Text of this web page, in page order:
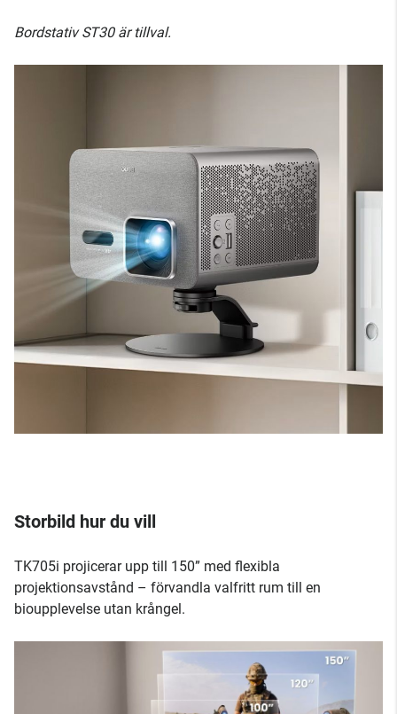
Bordstativ ST30 är tillval.
Storbild hur du vill
TK705i projicerar upp till 150” med flexibla
projektionsavstånd – förvandla valfritt rum till en
bioupplevelse utan krångel.